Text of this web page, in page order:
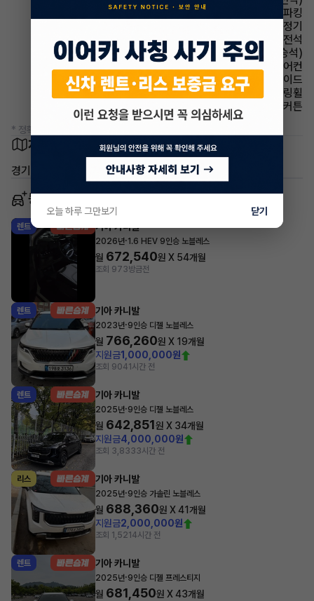
파킹 전자식 파킹
에어컨 공기청정기
에어백 운전석
시트 통풍시트(동승석)
에어컨 풀오토에어컨
에어백 사이드
스티어링휠 가죽스티어링휠
에어백 커튼
* 정확한 정보는 판매자와 반드시 확인하시기 바랍니다.
차량 위치
경기 시흥시 대야동
동일 차종 이어카
렌트 기아 카니발
2026년·1.6 HEV 9인승 노블레스
월 672,540원 X 54개월
조회 973방금전
렌트 기아 카니발
2023년·9인승 디젤 노블레스
월 766,260원 X 19개월
지원금1,000,000원
조회 9041시간 전
렌트 기아 카니발
2025년·9인승 디젤 노블레스
월 642,851원 X 34개월
지원금4,000,000원
조회 3,8333시간 전
리스 기아 카니발
2025년·9인승 가솔린 노블레스
월 688,360원 X41개월
지원금2,000,000원
조회 1,521 4시간 전
렌트 기아 카니발
2025년·9인승 디젤 프레스티지
월 681,450원 X43개월
오늘 하루 그만보기 닫기